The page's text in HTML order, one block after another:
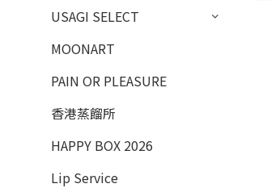
USAGI SELECT
MOONART
PAIN OR PLEASURE
香港蒸餾所
HAPPY BOX 2026
Lip Service